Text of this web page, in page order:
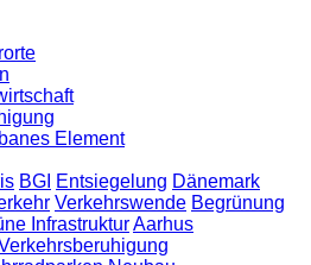
Element
BGI Entsiegelung Dänemark
Verkehrswende Begrünung
InfrastrukturAarhus